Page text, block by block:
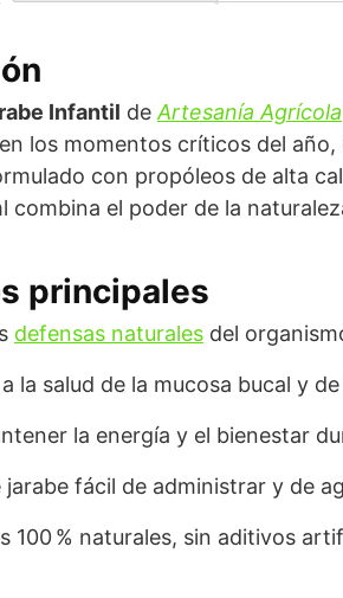
Infantil de Artesanía Agrícola
los momentos críticos del
con propóleos de alta
combina el poder de la
principales
defensas naturales del
la salud de la mucosa bucal y
la energía y el bienestar
jarabe fácil de administrar y de
100 % naturales, sin aditivos